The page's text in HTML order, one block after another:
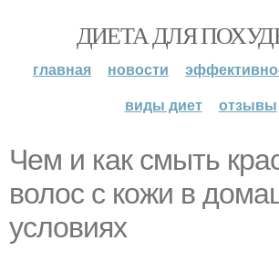
ДИЕТА ДЛЯ
главная новости
виды диет
отзывы
Чем и как смыть
волос с кожи в
условиях